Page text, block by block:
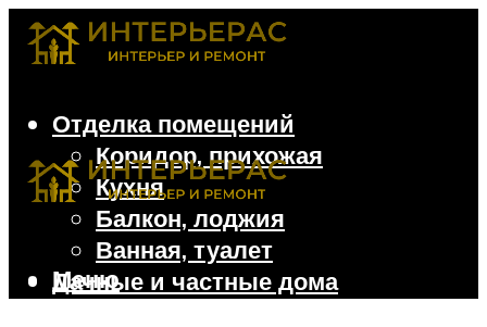
Отделка помещений
Коридор, прихожая
Кухня
Балкон, лоджия
Ванная, туалет
Дачные и частные дома
Меню